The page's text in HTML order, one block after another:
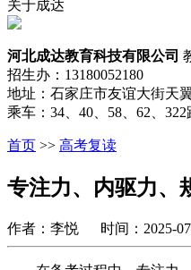
关于成达
河北成达教育科技有限公司
招生办：13180052180
地址：石家庄市友谊大街天
乘车：34、40、58、62、322
首页 >> 高考复读
专注力、内驱力、
作者：李悦 时间：2025-